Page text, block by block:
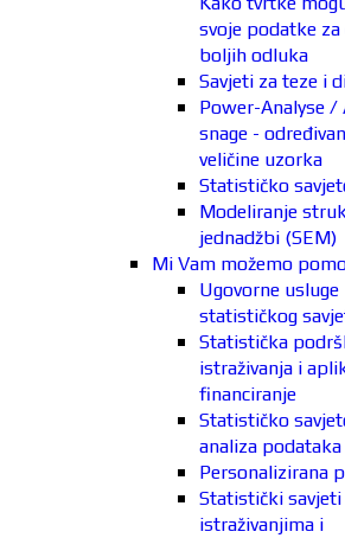
svoje podatke
boljih odluka
Savjeti za teze i
Power-Analyse /
snage -
veličine uzorka
Statističko
Modeliranje
jednadžbi (SEM)
Mi Vam možemo
Ugovorne usluge
statističkog
Statistička
istraživanja i
financiranje
Statističko
analiza podataka
Personalizirana
Statistički savjeti
istraživanjima i